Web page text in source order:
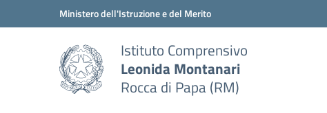
Vai ai contenuti
Vai al menu di navigazioneMinistero dell'Istruzione e del Merito
Istituto Comprensivo
Leonida Montanari
Rocca di Papa (RM)